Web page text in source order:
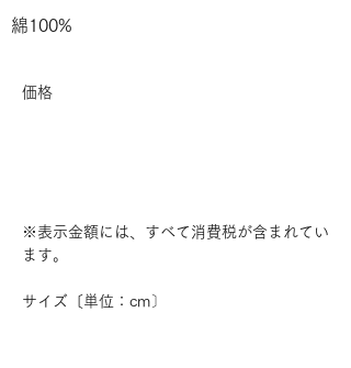
綿100%
価格
※表示金額には、すべて消費税が含まれてい
ます。
サイズ〔単位：cm〕